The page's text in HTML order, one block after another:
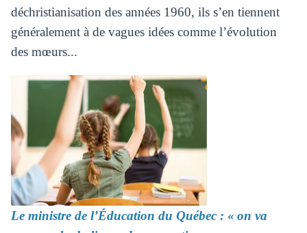
déchristianisation des années 1960, ils s’en tiennent
généralement à de vagues idées comme l’évolution
des mœurs...
Le ministre de l’Éducation du Québec : « on va